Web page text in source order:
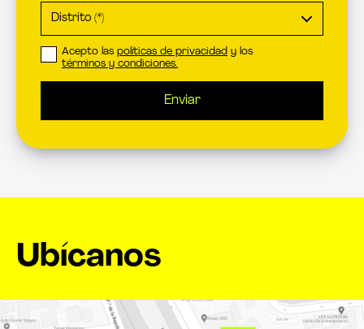
Acepto las políticas de privacidad y los
términos y condiciones.
Enviar
Ubícanos